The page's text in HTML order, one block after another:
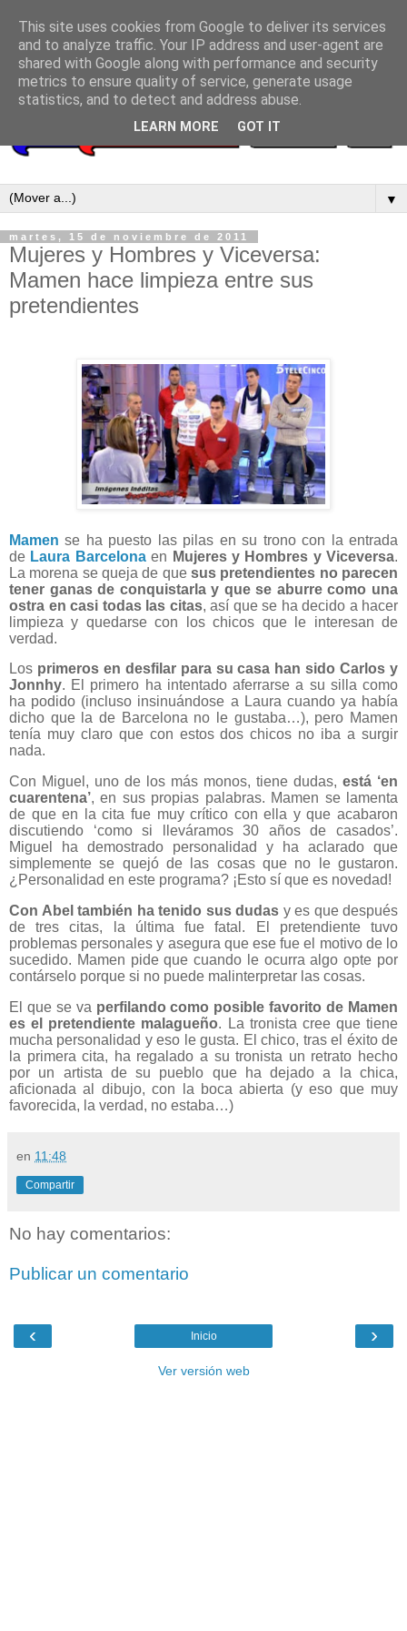
▼
martes, 15 de noviembre de 2011
Mujeres y Hombres y Viceversa:
Mamen hace limpieza entre sus
pretendientes
Mamen se ha puesto las pilas en su trono con la entrada
de Laura Barcelonaen Mujeres y Hombres y Viceversa.
La morena se queja de que sus pretendientes no parecen
tener ganas de conquistarla y que se aburre como una
ostra en casi todas las citas, así que se ha decido a hacer
limpieza y quedarse con los chicos que le interesan de
verdad.
Los primeros en desfilar para su casa han sido Carlos y
Jonnhy. El primero ha intentado aferrarse a su silla como
ha podido (incluso insinuándose a Laura cuando ya había
dicho que la de Barcelona no le gustaba…), pero Mamen
tenía muy claro que con estos dos chicos no iba a surgir
nada.
Con Miguel, uno de los más monos, tiene dudas, está ‘en
cuarentena’, en sus propias palabras. Mamen se lamenta
de que en la cita fue muy crítico con ella y que acabaron
discutiendo ‘como si lleváramos 30 años de casados’.
Miguel ha demostrado personalidad y ha aclarado que
simplemente se quejó de las cosas que no le gustaron.
¿Personalidad en este programa? ¡Esto sí que es novedad!
Con Abel también ha tenido sus dudas y es que después
de tres citas, la última fue fatal. El pretendiente tuvo
problemas personales y asegura que ese fue el motivo de lo
sucedido. Mamen pide que cuando le ocurra algo opte por
contárselo porque si no puede malinterpretar las cosas.
El que se va perfilando como posible favorito de Mamen
es el pretendiente malagueño. La tronista cree que tiene
mucha personalidad y eso le gusta. El chico, tras el éxito de
la primera cita, ha regalado a su tronista un retrato hecho
por un artista de su pueblo que ha dejado a la chica,
aficionada al dibujo, con la boca abierta (y eso que muy
favorecida, la verdad, no estaba…)
en 11:48
Compartir
No hay comentarios:
Publicar un comentario
‹ ›
Inicio
Ver versión web
This site uses cookies from Google to deliver its services
and to analyze traffic. Your IP address and user-agent are
shared with Google along with performance and security
metrics to ensure quality of service, generate usage
statistics, and to detect and address abuse.
LEARN MORE GOT IT